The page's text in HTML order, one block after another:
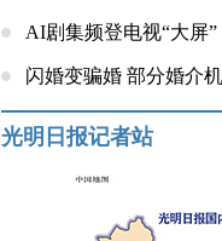
AI剧集频登电视“大屏
闪婚变骗婚 部分婚介
光明日报记者站